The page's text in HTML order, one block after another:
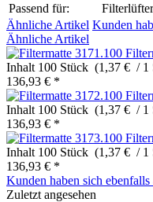
Passend für:
Ähnliche Artikel Kunden
Ähnliche Artikel
Inhalt 100 Stück (1,37 € / 1
136,93 € *
Inhalt 100 Stück (1,37 € / 1
136,93 € *
Inhalt 100 Stück (1,37 € / 1
136,93 € *
Kunden haben sich ebenfalls
Zuletzt angesehen